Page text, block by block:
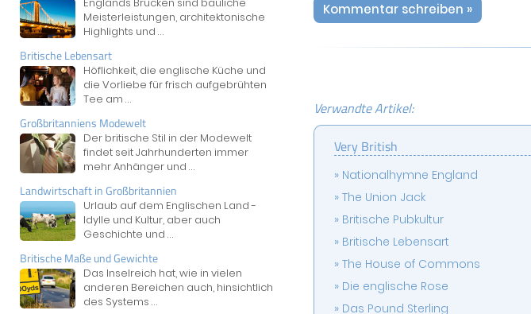
Meisterleistungen, architektonische
Highlights und ...
Britische Lebensart
Höflichkeit, die englische Küche und
die Vorliebe für frisch aufgebrühten
Tee am ...
Großbritanniens Modewelt
Der britische Stil in der Modewelt
findet seit Jahrhunderten immer
mehr Anhänger und ...
Landwirtschaft in Großbritannien
Urlaub auf dem Englischen Land -
Idylle und Kultur, aber auch
Geschichte und ...
Britische Maße und Gewichte
Das Inselreich hat, wie in vielen
anderen Bereichen auch, hinsichtlich
des Systems ...
Kommentar schreiben »
Verwandte Artikel:
Very British
Nationalhymne England
The Union Jack
Britische Pubkultur
Britische Lebensart
The House of Commons
Die englische Rose
Das Pound Sterling